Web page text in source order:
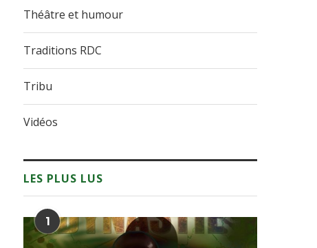
Théâtre et humour
Traditions RDC
Tribu
Vidéos
LES PLUS LUS
1